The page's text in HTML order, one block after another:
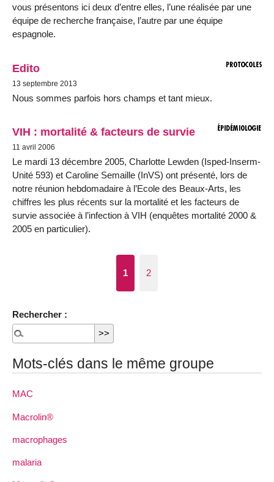
vous présentons ici deux d’entre elles, l’une réalisée par une
équipe de recherche française, l’autre par une équipe
espagnole.
Edito
13 septembre 2013
Nous sommes parfois hors champs et tant mieux.
VIH : mortalité & facteurs de survie
11 avril 2006
Le mardi 13 décembre 2005, Charlotte Lewden (Isped-Inserm-
Unité 593) et Caroline Semaille (InVS) ont présenté, lors de
notre réunion hebdomadaire à l’Ecole des Beaux-Arts, les
chiffres les plus récents sur la mortalité et les facteurs de
survie associée à l’infection à VIH (enquêtes mortalité 2000 &
2005 en particulier).
1 2
Rechercher :
Mots-clés dans le même groupe
MAC
Macrolin®
macrophages
malaria